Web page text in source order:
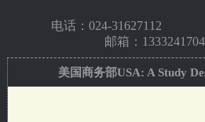
电话： 024-31627112
邮箱：
美国商务部USA: A Study